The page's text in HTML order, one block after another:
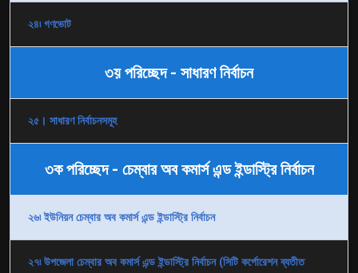
২৪৷ গণভোট
৩য় পরিচ্ছেদ - সাধারণ নির্বাচন
২৫। সাধারণ নির্বাচনসমূহ
৩ক পরিচ্ছেদ - চেম্বার অব কমার্স এন্ড ইন্ডাস্ট্রি নির্বাচন
২৬৷ ইউনিয়ন চেম্বার অব কমার্স এন্ড ইন্ডাস্ট্রি নির্বাচন
২৭৷ উপজেলা চেম্বার অব কমার্স এন্ড ইন্ডাস্ট্রি নির্বাচন (সিটি কর্পোরেশন ব্যতীত